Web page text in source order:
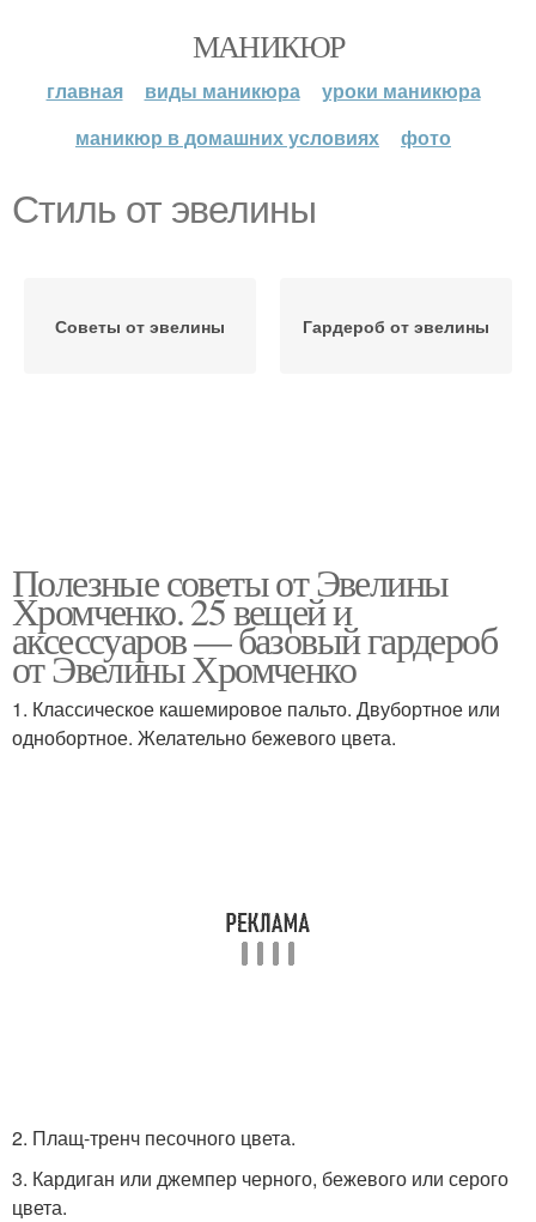
МАНИКЮР
главная виды маникюра
уроки маникюра
маникюр в домашних условиях
фото
Стиль от эвелины
Советы от эвелины Гардероб от эвелины
Полезные советы от Эвелины
Хромченко. 25 вещей и
аксессуаров — базовый гардероб
от Эвелины Хромченко
1. Классическое кашемировое пальто. Двубортное или
однобортное. Желательно бежевого цвета.
2. Плащ-тренч песочного цвета.
3. Кардиган или джемпер черного, бежевого или серого
цвета.